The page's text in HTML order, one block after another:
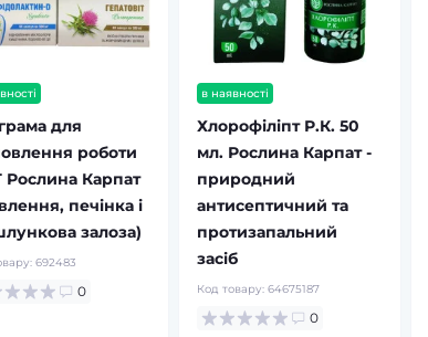
для
роботи
Карпат
печінка і
залоза)
692483
0
в наявності
Хлорофіліпт Р.К. 50
мл. Рослина Карпат -
природний
антисептичний та
протизапальний
засіб
Код товару: 64675187
0